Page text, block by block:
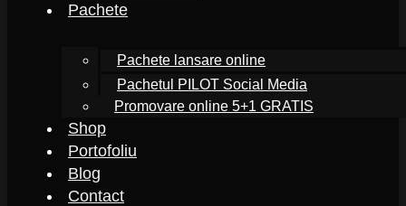
Pachete
Pachete lansare online
Pachetul PILOT Social Media
Promovare online 5+1 GRATIS
Shop
Portofoliu
Blog
Contact